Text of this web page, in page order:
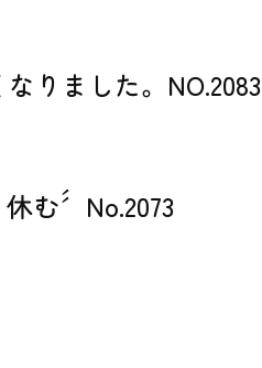
りました。NO.2083
む´´ No.2073